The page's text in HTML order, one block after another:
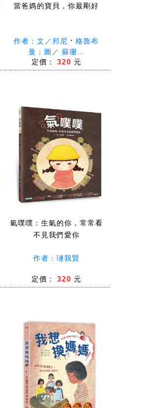
當爸媽的寶貝，你最剛好
作者：文／邦尼‧格魯布
曼；圖／ 蘇珊...
定價： 320 元
氣噗噗：生氣的你，常常看
不見我們愛你
作者：璲我賢
定價： 320 元